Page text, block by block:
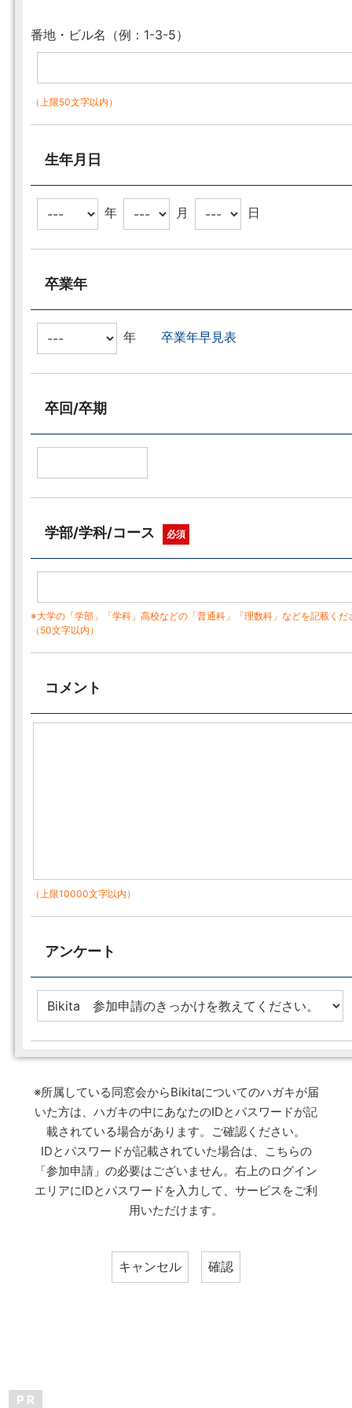
番地・ビル名（例：1-3-5）
（上限50文字以内）
生年月日
年 月 日
卒業年
年卒業年早見表
卒回/卒期
学部/学科/コース 必須
※大学の「学部」「学科」高校などの「普通科」「理数科」などを記載くだ
（50文字以内）
コメント
（上限10000文字以内）
アンケート
※所属している同窓会からBikitaについてのハガキが届
いた方は、ハガキの中にあなたのIDとパスワードが記
載されている場合があります。ご確認ください。
IDとパスワードが記載されていた場合は、こちらの
「参加申請」の必要はございません。右上のログイン
エリアにIDとパスワードを入力して、サービスをご利
用いただけます。
P R